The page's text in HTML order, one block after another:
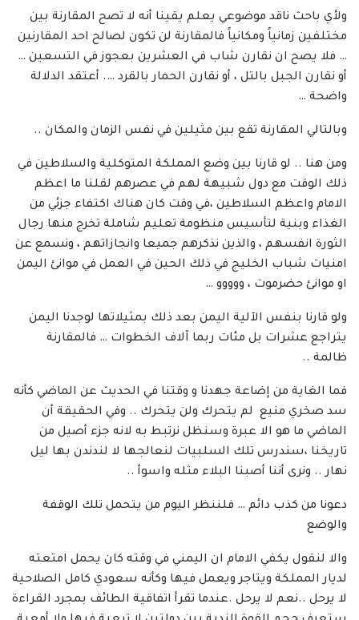
ولأي باحث ناقد موضوعي يعلم يقينا أنه لا تصح المقارنة بين
مختلفين زمانياً ومكانياً فالمقارنة لن تكون لصالح احد المقارنين
… فلا يصح ان نقارن شاب في العشرين بعجوز في التسعين …
أو نقارن الجبل بالتل ، أو نقارن الحمار بالقرد …. أعتقد الدلالة
واضحة …
وبالتالي المقارنة تقع بين مثيلين في نفس الزمان والمكان ..
ومن هنا .. لو قارنا بين وضع المملكة المتوكلية والسلاطين في
ذلك الوقت مع دول شبيهة لهم في عصرهم لقلنا ما اعظم
الامام واعظم السلاطين ،في وقت كان هناك اكتفاء جزئي من
الغذاء وبنية لتأسيس منظومة تعليم شاملة تخرج منها رجال
الثورة انفسهم ، والذين نذكرهم جميعا وانجازاتهم ، ونسمع عن
امنيات شباب الخليج في ذلك الحين في العمل في موانئ اليمن
او موانئ حضرموت ، ووووو …
ولو قارنا بنفس الآلية اليمن بعد ذلك بمثيلاتها لوجدنا اليمن
يتراجع عشرات بل مئات ربما آلاف الخطوات … فالمقارنة
ظالمة ..
فما الغاية من إضاعة جهدنا و وقتنا في الحديث عن الماضي كأنه
سد صخري منيع لم يتحرك ولن يتحرك .. وفي الحقيقة أن
الماضي ما هو الا عبرة وسنظل نرتبط به لانه جزء أصيل من
تاريخنا ،سندرس تلك السلبيات لنعالجها لا لندندن بها ليل
نهار .. ونرى أننا أصبنا البلاء مثله واسوأ ..
دعونا من كذب دائم … فلننظر اليوم من يتحمل تلك الوقفة
والوضع
والا لنقول يكفي الامام ان اليمني في وقته كان يحمل امتعته
لديار المملكة ويتاجر ويعمل فيها وكأنه سعودي كامل الصلاحية
لا يرحل ..نعم لا يرحل .عندما تقرأ اتفاقية الطائف بمجرد القراءة